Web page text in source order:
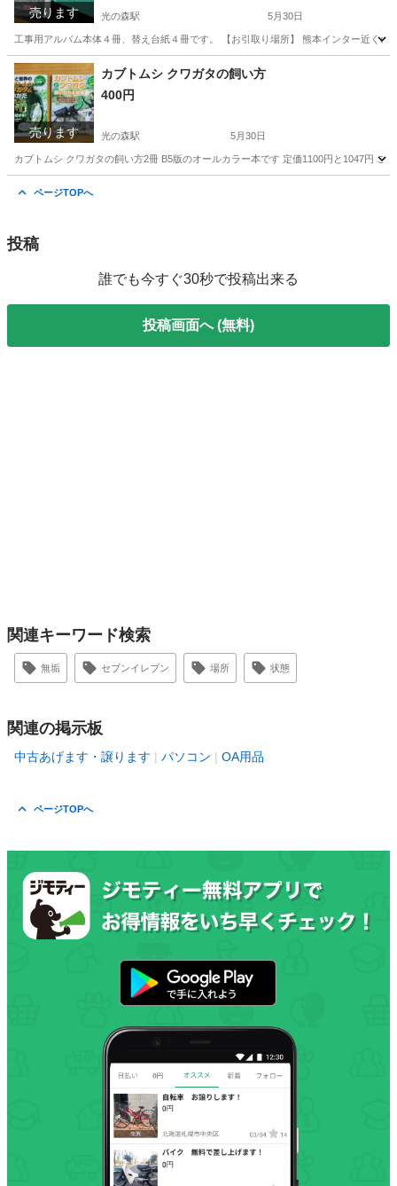
売ります 光の森駅 5月30日
工事用アルバム本体４冊、替え台紙４冊です。 【お引取り場所】 熊本インター近く
熊本 熊本市 光の森駅 OA用品 セブンイレブン
売ります
カブトムシ クワガタの飼い方
400円
光の森駅 5月30日
カブトムシ クワガタの飼い方2冊 B5版のオールカラー本です 定価1100円と1047円
ページTOPへ
投稿
誰でも今すぐ30秒で投稿出来る
投稿画面へ (無料)
関連キーワード検索
無垢 セブンイレブン 場所 状態
関連の掲示板
中古あげます・譲ります パソコン OA用品
ページTOPへ